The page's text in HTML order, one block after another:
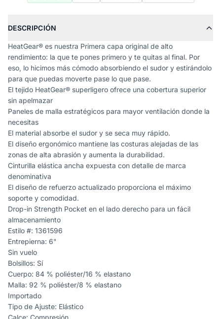
DESCRIPCIÓN
HeatGear® es nuestra Primera capa original de alto
rendimiento: la que te pones primero y te quitas al final. Por
eso, lo hicimos más cómodo absorbiendo el sudor y estirándolo
para que puedas moverte pase lo que pase.
El tejido HeatGear® superligero ofrece una cobertura superior
sin apelmazar
Paneles de malla estratégicos para mayor ventilación donde la
necesitas
El material absorbe el sudor y se seca muy rápido.
El diseño ergonómico mantiene las costuras alejadas de las
zonas de alta abrasión y aumenta la durabilidad.
Cinturilla elástica ancha expuesta con detalle de marca
denominativa
El diseño de refuerzo actualizado proporciona el máximo
soporte y comodidad.
Drop-in Strength Pocket en el lado derecho para un fácil
almacenamiento
Estilo #: 1361596
Entrepierna: 6"
Sin vuelo
Bolsillos: Sí
Cuerpo: 84 % poliéster/16 % elastano
Malla: 92 % poliéster/8 % elastano
Importado
Tipo de Ajuste: Elástico
Calce: Compresión